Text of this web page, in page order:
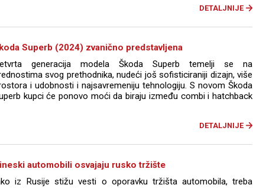
DETALJNIJE
Superb (2024) zvanično predstavljena
generacija modela Škoda Superb temelji se na
svog prethodnika, nudeći još sofisticiraniji dizajn, više
i udobnosti i najsavremeniju tehnologiju. S novom Škoda
kupci će ponovo moći da biraju između combi i hatchback
DETALJNIJE
automobili osvajaju rusko tržište
iz Rusije stižu vesti o oporavku tržišta automobila, treba